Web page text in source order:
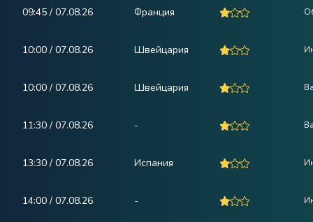
09:45 / 07.08.26 Франция
10:00 / 07.08.26 Швейцария
10:00 / 07.08.26 Швейцария
11:30 / 07.08.26 -
13:30 / 07.08.26 Испания
14:00 / 07.08.26 -